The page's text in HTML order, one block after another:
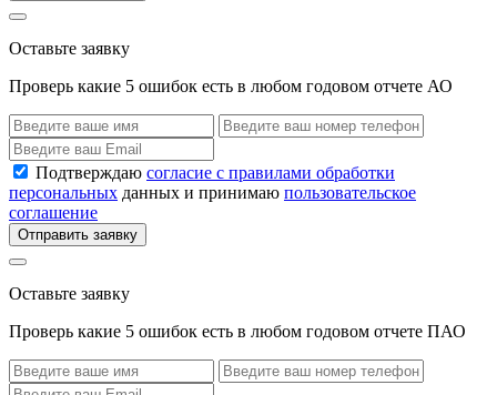
Оставьте заявку
Проверь какие 5 ошибок есть в любом годовом отчете АО
Подтверждаю согласие с правилами обработки
персональных данных и принимаю пользовательское
соглашение
Отправить заявку
Оставьте заявку
Проверь какие 5 ошибок есть в любом годовом отчете ПАО